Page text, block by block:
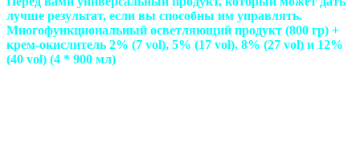
лучше результат, если вы способны им управлять.
Многофункциональный осветляющий продукт (800 гр) +
крем-окислитель 2% (7 vol), 5% (17 vol), 8% (27 vol) и 12%
(40 vol) (4 * 900 мл)